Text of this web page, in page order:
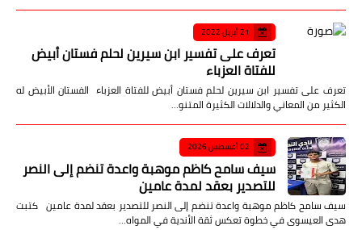
21 أبريل 2022
تعرف على تفسير ابن سيرين لحلم فستان أبيض
للفتاة العزباء
تعرف على تفسير ابن سيرين لحلم فستان أبيض للفتاة العزباء الفستان الأبيض له
الكثير من المعاني والدلالات الكثيرة المتنو…
02 أغسطس 2026
سيف سامح كاظم موهبة واعدة تنضم إلى النصر
للتصدير بعقد لمدة عامين
سيف سامح كاظم موهبة واعدة تنضم إلى النصر للتصدير بعقد لمدة عامين كتبت
هدى العيسوى في خطوة تعكس ثقة الأندية في المواه…